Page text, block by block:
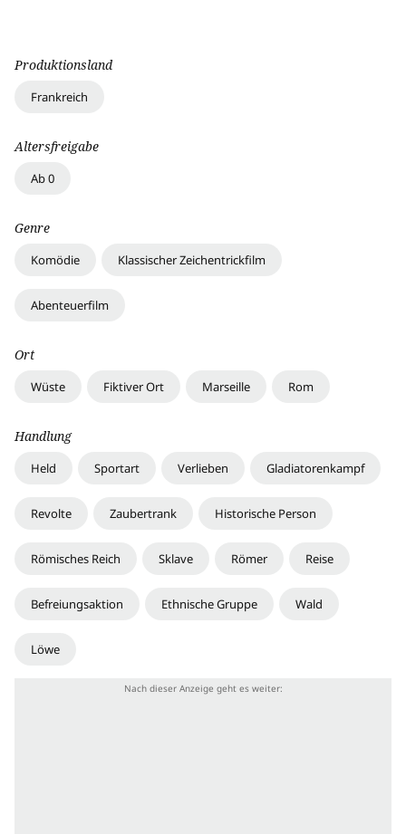
Produktionsland
Frankreich
Altersfreigabe
Ab 0
Genre
Komödie Klassischer Zeichentrickfilm
Abenteuerfilm
Ort
Wüste Fiktiver Ort Marseille Rom
Handlung
Held Sportart Verlieben Gladiatorenkampf
Revolte Zaubertrank Historische Person
Römisches Reich Sklave Römer Reise
Befreiungsaktion Ethnische Gruppe Wald
Löwe